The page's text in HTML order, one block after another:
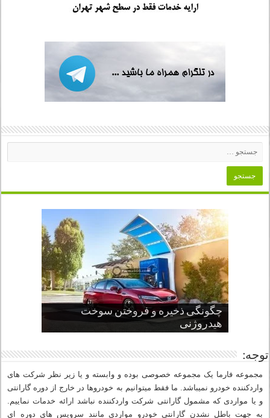
چگونگی ذخیره و فروختن سوخت
هیدروژنی
قدرتمندترین ماسل کارها یا خودروهای
عضلانی امریکایی
چرا نمک باعث خوردگی خودرو می شود؟
پنج کابین جذاب سال های اخیر صنعت
خودروسازی
از صفر تا صد طراحی خودرو قسمت
سوم
توجه:
مجموعه فارما یک مجموعه خصوصی بوده و وابسته و یا زیر نظر شرکت های
واردکننده خودرو نمیباشد. ما فقط میتوانیم به خودروها در خارج از دوره گارانتی
و یا مواردی که مشمول گارانتی شرکت واردکننده نباشد ارائه خدمات نماییم.
به جهت باطل نشدن گارانتی خودرو مواردی مانند سرویس های دوره ای